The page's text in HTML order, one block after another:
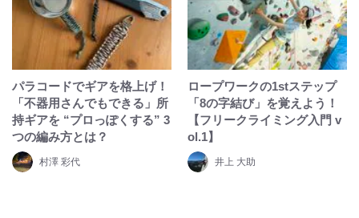
パラコードでギアを格上げ！
「不器用さんでもできる」所
持ギアを “プロっぽくする” 3
つの編み方とは？
村澤 彩代
ロープワークの1stステップ
「8の字結び」を覚えよう！
【フリークライミング入門 v
ol.1】
井上 大助